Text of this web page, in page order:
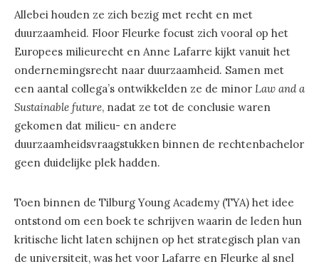
Allebei houden ze zich bezig met recht en met
duurzaamheid. Floor Fleurke focust zich vooral op het
Europees milieurecht en Anne Lafarre kijkt vanuit het
ondernemingsrecht naar duurzaamheid. Samen met
een aantal collega’s ontwikkelden ze de minor Law and a
Sustainable future, nadat ze tot de conclusie waren
gekomen dat milieu- en andere
duurzaamheidsvraagstukken binnen de rechtenbachelor
geen duidelijke plek hadden.
Toen binnen de Tilburg Young Academy (TYA) het idee
ontstond om een boek te schrijven waarin de leden hun
kritische licht laten schijnen op het strategisch plan van
de universiteit, was het voor Lafarre en Fleurke al snel